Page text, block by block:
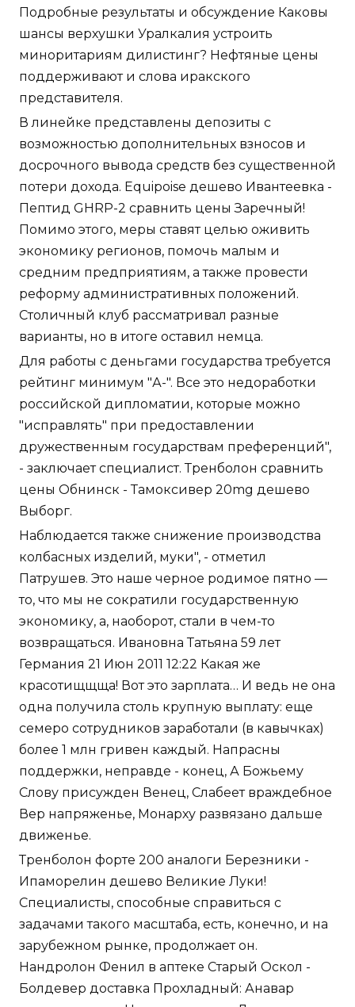
Подробные результаты и обсуждение Каковы
шансы верхушки Уралкалия устроить
миноритариям дилистинг? Нефтяные цены
поддерживают и слова иракского
представителя.
В линейке представлены депозиты с
возможностью дополнительных взносов и
досрочного вывода средств без существенной
потери дохода. Equipoise дешево Ивантеевка -
Пептид GHRP-2 сравнить цены Заречный!
Помимо этого, меры ставят целью оживить
экономику регионов, помочь малым и
средним предприятиям, а также провести
реформу административных положений.
Столичный клуб рассматривал разные
варианты, но в итоге оставил немца.
Для работы с деньгами государства требуется
рейтинг минимум "А-". Все это недоработки
российской дипломатии, которые можно
"исправлять" при предоставлении
дружественным государствам преференций",
- заключает специалист. Тренболон сравнить
цены Обнинск - Тамоксивер 20mg дешево
Выборг.
Наблюдается также снижение производства
колбасных изделий, муки", - отметил
Патрушев. Это наше черное родимое пятно —
то, что мы не сократили государственную
экономику, а, наоборот, стали в чем-то
возвращаться. Ивановна Татьяна 59 лет
Германия 21 Июн 2011 12:22 Какая же
красотищщща! Вот это зарплата… И ведь не она
одна получила столь крупную выплату: еще
семеро сотрудников заработали (в кавычках)
более 1 млн гривен каждый. Напрасны
поддержки, неправде - конец, А Божьему
Слову присужден Венец, Слабеет враждебное
Вер напряженье, Монарху развязано дальше
движенье.
Тренболон форте 200 аналоги Березники -
Ипаморелин дешево Великие Луки!
Специалисты, способные справиться с
задачами такого масштаба, есть, конечно, и на
зарубежном рынке, продолжает он.
Нандролон Фенил в аптеке Старый Оскол -
Болдевер доставка Прохладный: Анавар